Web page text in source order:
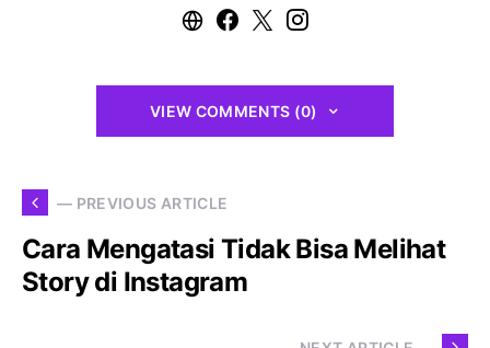
VIEW COMMENTS (0)
— PREVIOUS ARTICLE
Cara Mengatasi Tidak Bisa Melihat
Story di Instagram